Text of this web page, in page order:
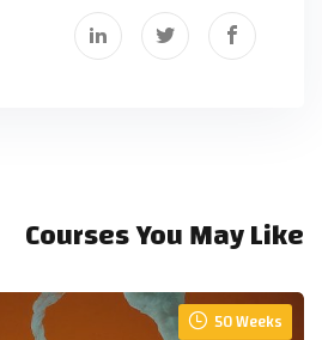
Courses You May Like
50 Weeks